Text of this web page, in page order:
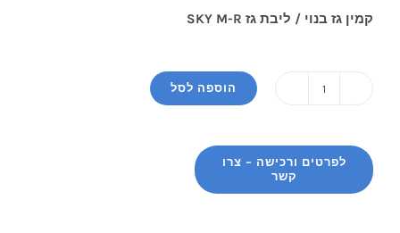
קמין גז בנוי / ליבת גז SKY M-R
קמין
הוספה לסל